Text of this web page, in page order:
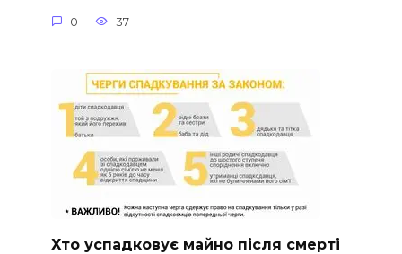
0 37
Хто успадковує майно після смерті